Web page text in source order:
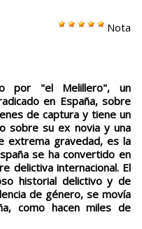
Nota
por "el Melillero", un
en España, sobre
de captura y tiene un
sobre su ex novia y una
extrema gravedad, es la
se ha convertido en
delictiva internacional. El
historial delictivo y de
de género, se movía
como hacen miles de